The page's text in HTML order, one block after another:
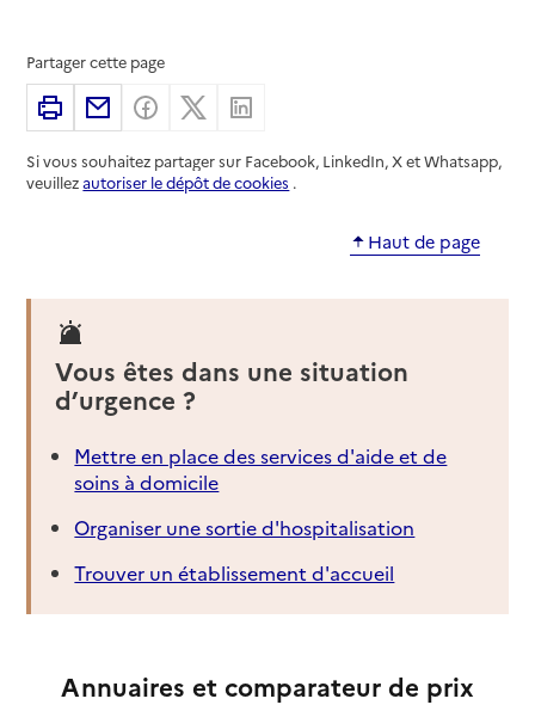
Partager cette page
ImprimerPartager par email
Partager sur Facebook
Partager sur X
Si vous souhaitez partager sur Facebook, LinkedIn, X et Whatsapp,
veuillezautoriser le dépôt de cookies .
Haut de page
Vous êtes dans une situation
d’urgence ?
Mettre en place des services d'aide et de
soins à domicile
Organiser une sortie d'hospitalisation
Trouver un établissement d'accueil
Annuaires et comparateur de prix